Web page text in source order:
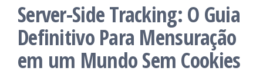
Server-Side Tracking: O Guia
Definitivo Para Mensuração
em um Mundo Sem Cookies